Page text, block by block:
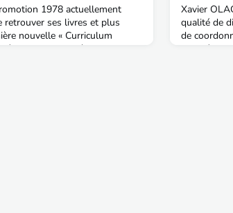
1978 actuellement
retrouver ses livres et plus
nouvelle « Curriculum
ma dernière nouvelle
Xavier
qualité de
de
qualité de